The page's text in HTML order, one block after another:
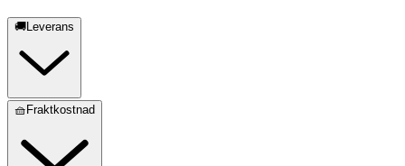
🚚Leverans
🧺Fraktkostnad